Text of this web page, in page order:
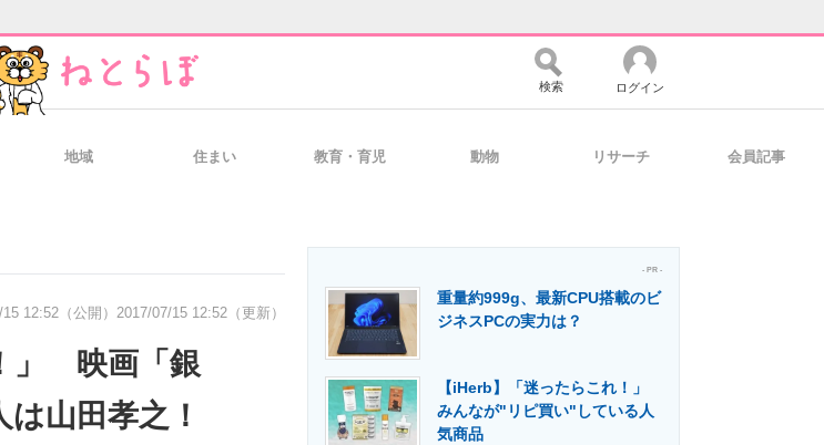
経営リーダーのコミュニティ マーケ×ITの今がよく分かる
IT製品の技術・比較・事例 製造業のIT導入・活用を支援
検索 ログイン
地域 住まい 教育・育児 動物 リサーチ 会員記事
12:52（公開） 2017/07/15 12:52（更新）
」 映画「銀
山田孝之！
- PR -
重量約999g、最新CPU搭載のビ
ジネスPCの実力は？
【iHerb】「迷ったらこれ！」
みんなが"リピ買い"している人
気商品